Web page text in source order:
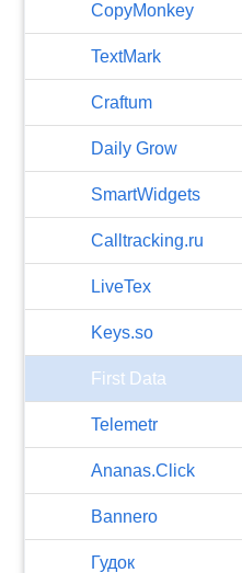
CopyMonkey
TextMark
Craftum
​Daily Grow
SmartWidgets
Calltracking.ru
LiveTex
Keys.so
First Data
Telemetr
Ananas.Click
Bannero
Гудок